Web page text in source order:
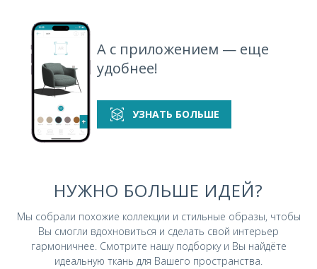
А с приложением — еще
удобнее!
УЗНАТЬ БОЛЬШЕ
НУЖНО БОЛЬШЕ ИДЕЙ?
Мы собрали похожие коллекции и стильные образы, чтобы
Вы смогли вдохновиться и сделать свой интерьер
гармоничнее. Смотрите нашу подборку и Вы найдёте
идеальную ткань для Вашего пространства.